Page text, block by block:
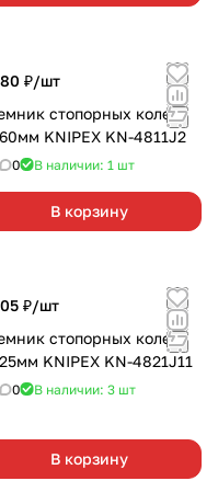
₽/шт
стопорных колец
KNIPEX KN-4811J2
0 В наличии: 1 шт
В корзину
₽/шт
стопорных колец
KNIPEX KN-4821J11
0 В наличии: 3 шт
В корзину